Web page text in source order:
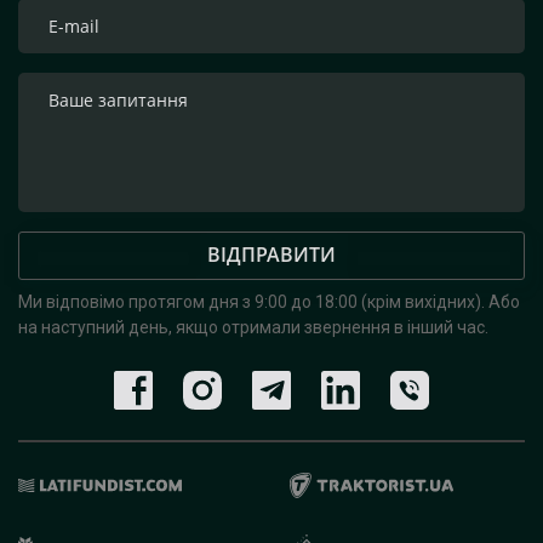
ВІДПРАВИТИ
Ми відповімо протягом дня з 9:00 до 18:00 (крім вихідних). Або
на наступний день, якщо отримали звернення в інший час.